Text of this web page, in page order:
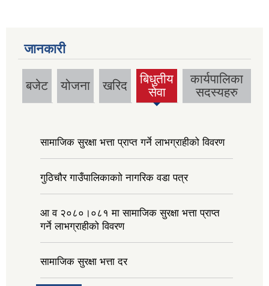
जानकारी
बजेट योजना खरिद
बिधुतीय
सेवा
(active
tab)
कार्यपालिका
सदस्यहरु
सामाजिक सुरक्षा भत्ता प्राप्त गर्ने लाभग्राहीको विवरण
गुठिचौर गाउँपालिकाकाो नागरिक वडा पत्र
आ व २०८०।०८१ मा सामाजिक सुरक्षा भत्ता प्राप्त
गर्ने लाभग्राहीको विवरण
सामाजिक सुरक्षा भत्ता दर